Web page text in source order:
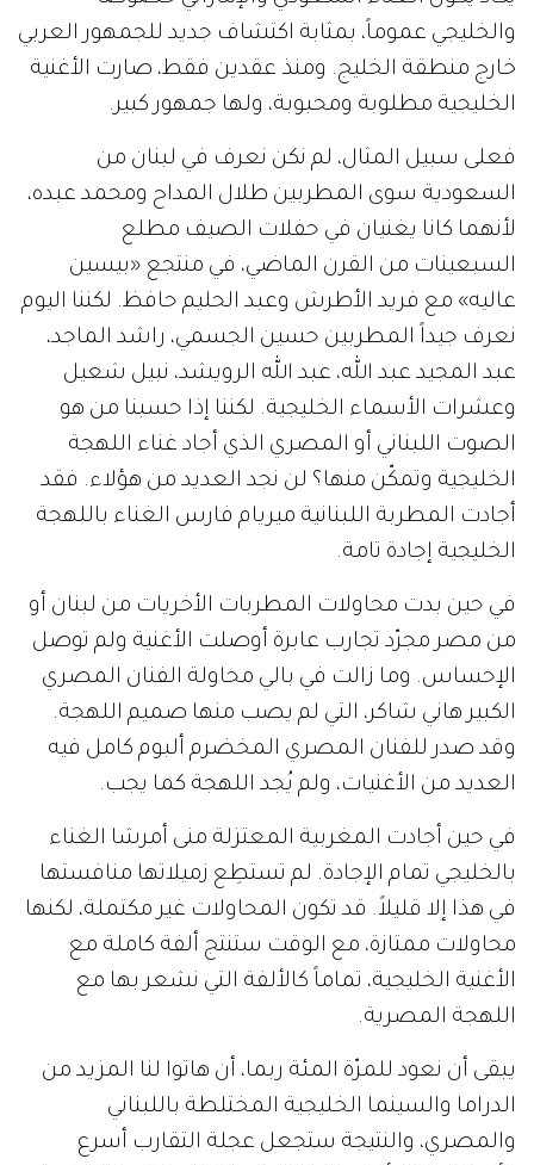
والخليجي عموماً، بمثابة اكتشاف جديد للجمهور العربي
خارج منطقة الخليج. ومنذ عقدين فقط، صارت الأغنية
الخليجية مطلوبة ومحبوبة، ولها جمهور كبير .
فعلى سبيل المثال، لم نكن نعرف في لبنان من
السعودية سوى المطربين طلال المداح ومحمد عبده،
لأنهما كانا يغنيان في حفلات الصيف مطلع
السبعينات من القرن الماضي، في منتجع «بيسين
عاليه» مع فريد الأطرش وعبد الحليم حافظ. لكننا اليوم
نعرف جيداً المطربين حسين الجسمي، راشد الماجد،
عبد المجيد عبد الله، عبد الله الرويشد، نبيل شعيل
وعشرات الأسماء الخليجية. لكننا إذا حسبنا من هو
الصوت اللبناني أو المصري الذي أجاد غناء اللهجة
الخليجية وتمكّن منها؟ لن نجد العديد من هؤلاء. فقد
أجادت المطربة اللبنانية ميريام فارس الغناء باللهجة
الخليجية إجادة تامة.
في حين بدت محاولات المطربات الأخريات من لبنان أو
من مصر مجرّد تجارب عابرة أوصلت الأغنية ولم توصل
الإحساس. وما زالت في بالي محاولة الفنان المصري
الكبير هاني شاكر، التي لم يصب منها صميم اللهجة.
وقد صدر للفنان المصري المخضرم ألبوم كامل فيه
العديد من الأغنيات، ولم يُجد اللهجة كما يجب .
في حين أجادت المغربية المعتزلة منى أمرشا الغناء
بالخليجي تمام الإجادة. لم تستطِع زميلاتها منافستها
في هذا إلا قليلاً. قد تكون المحاولات غير مكتملة، لكنها
محاولات ممتازة، مع الوقت ستنتج ألفة كاملة مع
الأغنية الخليجية، تماماً كالألفة التي نشعر بها مع
اللهجة المصرية.
يبقى أن نعود للمرّة المئة ربما، أن هاتوا لنا المزيد من
الدراما والسينما الخليجية المختلطة باللبناني
والمصري، والنتيجة ستجعل عجلة التقارب أسرع